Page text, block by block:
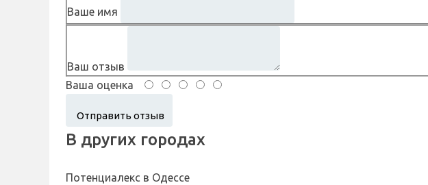
Ваше имя
Ваш отзыв
Ваша оценка
В других городах
Потенциалекс в Одессе